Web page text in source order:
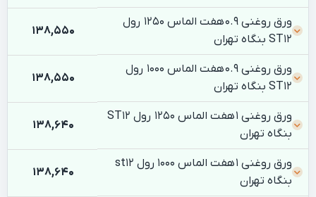
ورق روغنی 0.9 هفت الماس 1250 رول
ST12 بنگاه تهران
138,550
ورق روغنی 0.9 هفت الماس 1000 رول
ST12 بنگاه تهران
138,550
ورق روغنی 1 هفت الماس 1250 رول ST12
بنگاه تهران
138,640
ورق روغنی 1 هفت الماس 1000 رول st12
بنگاه تهران
138,640